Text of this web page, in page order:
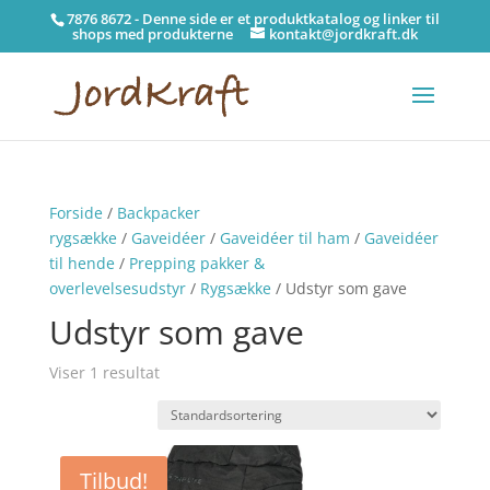
7876 8672 - Denne side er et produktkatalog og linker til
shops med produkterne kontakt@jordkraft.dk
Forside/ Backpacker
rygsække/ Gaveidéer/ Gaveidéer til ham / Gaveidéer
til hende/ Prepping pakker &
overlevelsesudstyr/ Rygsække/ Udstyr som gave
Udstyr som gave
Viser 1 resultat
Tilbud!